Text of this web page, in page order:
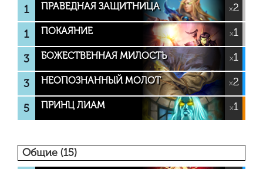
1 ПРАВЕДНАЯ ЗАЩИТНИЦА ×2
1 ПОКАЯНИЕ ×1
3 БОЖЕСТВЕННАЯ МИЛОСТЬ ×1
3 НЕОПОЗНАННЫЙ МОЛОТ ×2
5 ПРИНЦ ЛИАМ ×1
Общие (15)